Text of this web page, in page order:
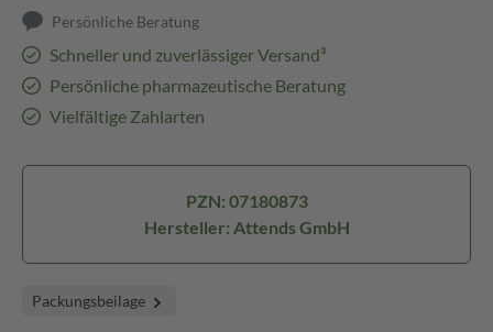
Persönliche Beratung
Schneller und zuverlässiger Versand³
Persönliche pharmazeutische Beratung
Vielfältige Zahlarten
PZN: 07180873
Hersteller: Attends GmbH
Packungsbeilage